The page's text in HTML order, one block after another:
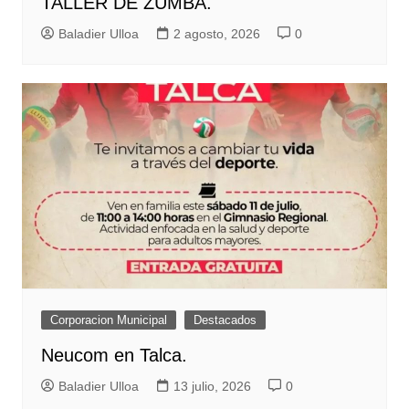
Baladier Ulloa 2 agosto, 2026 0
Corporacion Municipal Destacados
Neucom en Talca.
Baladier Ulloa 13 julio, 2026 0